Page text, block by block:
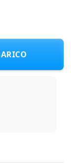
PIG D Roza 92